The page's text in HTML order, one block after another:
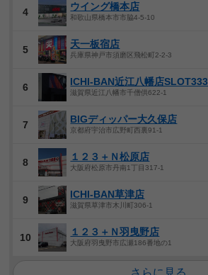
4 ウイング橋本店
和歌山県橋本市市脇4-5-10
5 天一板宿店
兵庫県神戸市須磨区飛松町2-2-3
6 ICHI-BAN近江八幡店SLOT333
滋賀県近江八幡市千僧供622-1
7 BIGディッパー大久保店
京都府宇治市広野町西裏91-1
8 １２３＋Ｎ松原店
大阪府松原市丹南1丁目317-1
9 ICHI-BAN草津店
滋賀県草津市木川町306-1
10 １２３＋Ｎ羽曳野店
大阪府羽曳野市広瀬186番地の1
さらに見る